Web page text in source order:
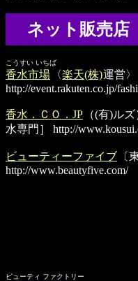
ネット販売店
こうすい いちば
香水市場 〈楽天(株)運営〉
http://event.rakuten.co.jp/
香水．ＣＯ．JP （(有)ル
水専門］
http://
ビューティーファイブ 〔
http://www.beautyfive.com/
ビューティ ファクトリー